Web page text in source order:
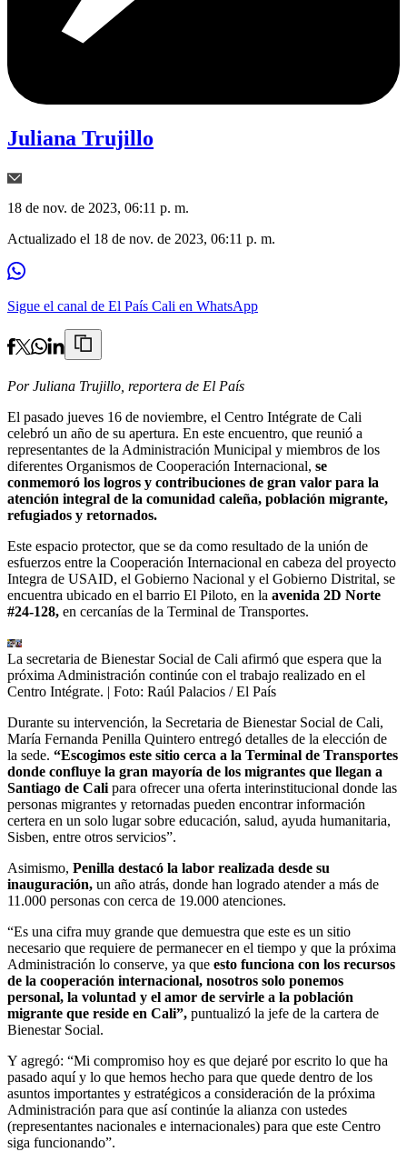
Juliana Trujillo
18 de nov. de 2023, 06:11 p. m.
Actualizado el 18 de nov. de 2023, 06:11 p. m.
Sigue el canal de El País Cali en WhatsApp
Por Juliana Trujillo, reportera de El País
El pasado jueves 16 de noviembre, el Centro Intégrate de Cali
celebró un año de su apertura. En este encuentro, que reunió a
representantes de la Administración Municipal y miembros de los
diferentes Organismos de Cooperación Internacional, se
conmemoró los logros y contribuciones de gran valor para la
atención integral de la comunidad caleña, población migrante,
refugiados y retornados.
Este espacio protector, que se da como resultado de la unión de
esfuerzos entre la Cooperación Internacional en cabeza del proyecto
Integra de USAID, el Gobierno Nacional y el Gobierno Distrital, se
encuentra ubicado en el barrio El Piloto, en la avenida 2D Norte
#24-128, en cercanías de la Terminal de Transportes.
La secretaria de Bienestar Social de Cali afirmó que espera que la
próxima Administración continúe con el trabajo realizado en el
Centro Intégrate. | Foto: Raúl Palacios / El País
Durante su intervención, la Secretaria de Bienestar Social de Cali,
María Fernanda Penilla Quintero entregó detalles de la elección de
la sede. “Escogimos este sitio cerca a la Terminal de Transportes
donde confluye la gran mayoría de los migrantes que llegan a
Santiago de Calipara ofrecer una oferta interinstitucional donde las
personas migrantes y retornadas pueden encontrar información
certera en un solo lugar sobre educación, salud, ayuda humanitaria,
Sisben, entre otros servicios”.
Asimismo, Penilla destacó la labor realizada desde su
inauguración, un año atrás, donde han logrado atender a más de
11.000 personas con cerca de 19.000 atenciones.
“Es una cifra muy grande que demuestra que este es un sitio
necesario que requiere de permanecer en el tiempo y que la próxima
Administración lo conserve, ya que esto funciona con los recursos
de la cooperación internacional, nosotros solo ponemos
personal, la voluntad y el amor de servirle a la población
migrante que reside en Cali”, puntualizó la jefe de la cartera de
Bienestar Social.
Y agregó: “Mi compromiso hoy es que dejaré por escrito lo que ha
pasado aquí y lo que hemos hecho para que quede dentro de los
asuntos importantes y estratégicos a consideración de la próxima
Administración para que así continúe la alianza con ustedes
(representantes nacionales e internacionales) para que este Centro
siga funcionando”.